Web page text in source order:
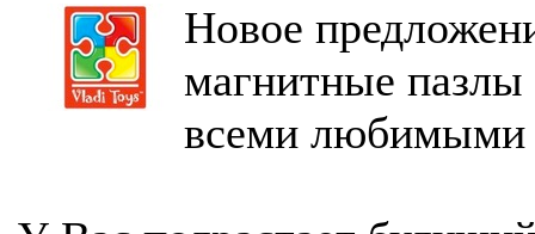
Новое
магнитные пазлы
всеми любимыми